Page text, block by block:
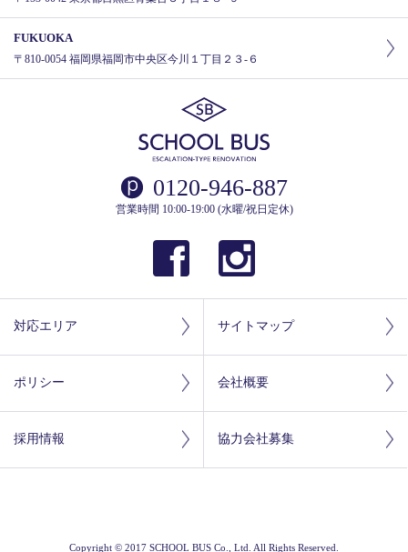
FUKUOKA
〒810-0054 福岡県福岡市中央区今川１丁目２３-６
0120-946-887
営業時間 10:00-19:00 (水曜/祝日定休)
対応エリア サイトマップ
ポリシー 会社概要
採用情報 協力会社募集
Copyright © 2017 SCHOOL BUS Co., Ltd. All Rights Reserved.